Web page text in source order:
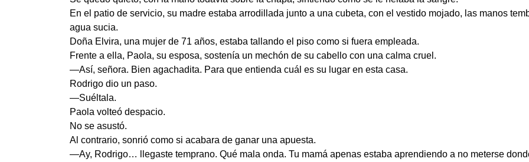
En el patio de servicio, su madre estaba arrodillada junto a una cubeta, con el vestido mojado, las manos
agua sucia.
Doña Elvira, una mujer de 71 años, estaba tallando el piso como si fuera empleada.
Frente a ella, Paola, su esposa, sostenía un mechón de su cabello con una calma cruel.
—Así, señora. Bien agachadita. Para que entienda cuál es su lugar en esta casa.
Rodrigo dio un paso.
—Suéltala.
Paola volteó despacio.
No se asustó.
Al contrario, sonrió como si acabara de ganar una apuesta.
—Ay, Rodrigo… llegaste temprano. Qué mala onda. Tu mamá apenas estaba aprendiendo a no meterse